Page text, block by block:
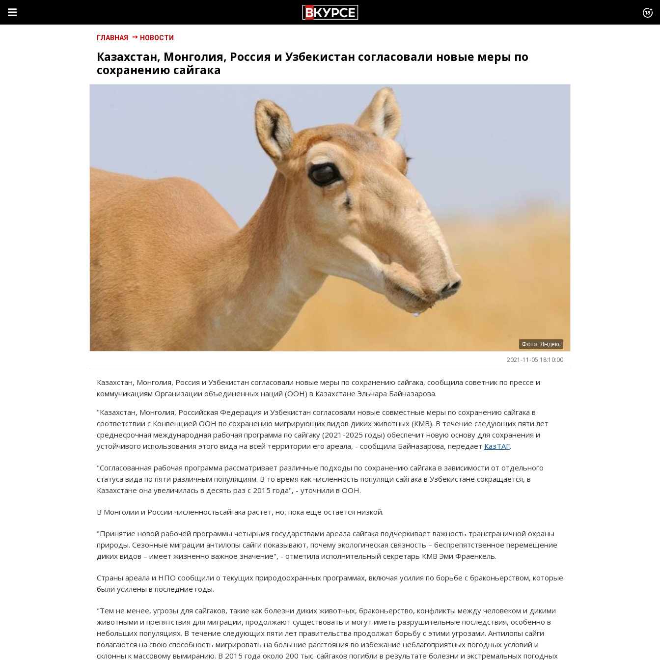
ГЛАВНАЯ НОВОСТИ
Казахстан, Монголия, Россия и Узбекистан согласовали новые меры по
сохранению сайгака
Фото: Яндекс
2021-11-05 18:10:00
Казахстан, Монголия, Россия и Узбекистан согласовали новые меры по сохранению сайгака, сообщила советник по прессе и
коммуникациям Организации объединенных наций (ООН) в Казахстане Эльнара Байназарова.
"Казахстан, Монголия, Российская Федерация и Узбекистан согласовали новые совместные меры по сохранению сайгака в
соответствии с Конвенцией ООН по сохранению мигрирующих видов диких животных (КМВ). В течение следующих пяти лет
среднесрочная международная рабочая программа по сайгаку (2021-2025 годы) обеспечит новую основу для сохранения и
устойчивого использования этого вида на всей территории его ареала, - сообщила Байназарова, передает КазТАГ.
"Согласованная рабочая программа рассматривает различные подходы по сохранению сайгака в зависимости от отдельного
статуса вида по пяти различным популяциям. В то время как численность популяци сайгакa в Узбекистане сокращается, в
Казахстане онa увеличилaсь в десять раз с 2015 года", - уточнили в ООН.
В Монголии и России численностьсайгакa растет, но, пока еще остается низкой.
"Принятие новой рабочей программы четырьмя государствами ареала сайгака подчеркивает важность трансграничной охраны
природы. Сезонные миграции антилопы сайги показывают, почему экологическая связность – беспрепятственное перемещение
диких видов – имеет жизненно важное значение", - отметила исполнительный секретарь КМВ Эми Фраенкель.
Страны ареала и НПО сообщили о текущих природоохранных программах, включая усилия по борьбе с браконьерством, которые
были усилены в последние годы.
"Тем не менее, угрозы для сайгаков, такие как болезни диких животных, браконьерство, конфликты между человеком и дикими
животными и препятствия для миграции, продолжают существовать и могут иметь разрушительные последствия, особенно в
небольших популяциях. В течение следующих пяти лет правительства продолжат борьбу с этими угрозами. Антилопы сайги
полагаются на свою способность мигрировать на большие расстояния во избежание неблагоприятных погодных условий и
склонны к массовому вымиранию. В 2015 года около 200 тыс. сайгаков погибли в результате болезни и экстремальных погодных